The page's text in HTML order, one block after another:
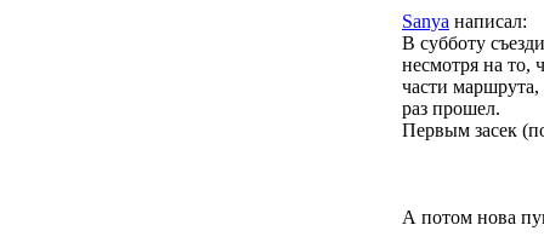
Sanya написал:
В субботу
несмотря на то,
части
раз прошел.
Первым засек
А потом нова